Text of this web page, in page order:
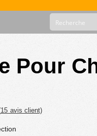
Pour
15 avis client)